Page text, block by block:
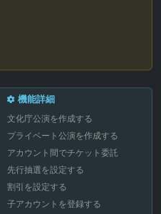
機能詳細
文化庁公演を作成する
プライベート公演を作成する
アカウント間でチケット委託
先行抽選を設定する
割引を設定する
子アカウントを登録する